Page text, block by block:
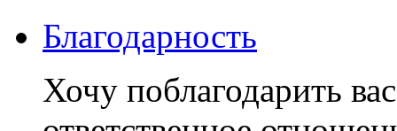
Благодарность
Хочу поблагодарить